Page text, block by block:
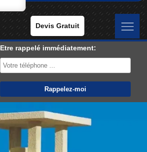
Devis Gratuit
Etre rappelé immédiatement: